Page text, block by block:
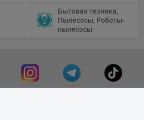
Телескопы,
Прицелы,
Микроскопы,
Бытовая техника,
Пылесосы, Роботы-
пылесосы